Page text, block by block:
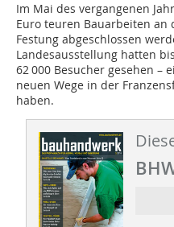
Im Mai des vergangenen
Euro teuren Bauarbeiten
Festung abgeschlossen
Landesausstellung hatten
62 000 Besucher gesehen –
neuen Wege in der
haben.